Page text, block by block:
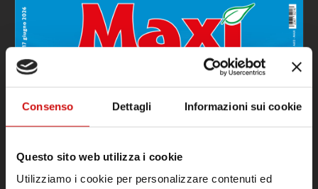
Consenso Dettagli Informazioni sui cookie
Questo sito web utilizza i cookie
Utilizziamo i cookie per personalizzare contenuti ed